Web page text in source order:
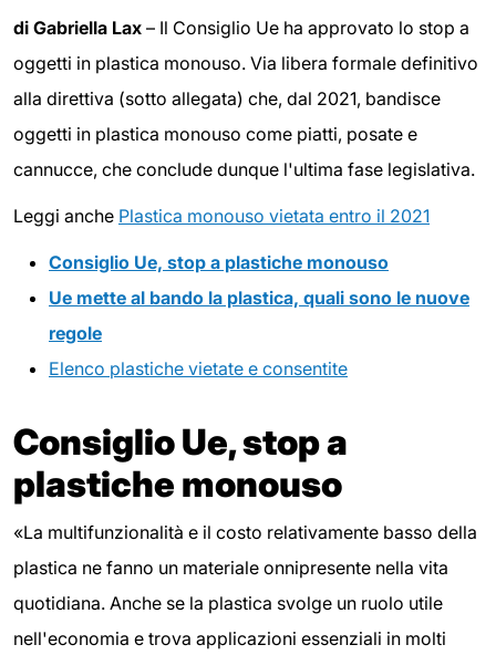
di Gabriella Lax – Il Consiglio Ue ha approvato lo stop a
oggetti in plastica monouso. Via libera formale definitivo
alla direttiva (sotto allegata) che, dal 2021, bandisce
oggetti in plastica monouso come piatti, posate e
cannucce, che conclude dunque l'ultima fase legislativa.
Leggi anche Plastica monouso vietata entro il 2021
Consiglio Ue, stop a plastiche monouso
Ue mette al bando la plastica, quali sono le nuove
regole
Elenco plastiche vietate e consentite
Consiglio Ue, stop a
plastiche monouso
«La multifunzionalità e il costo relativamente basso della
plastica ne fanno un materiale onnipresente nella vita
quotidiana. Anche se la plastica svolge un ruolo utile
nell'economia e trova applicazioni essenziali in molti